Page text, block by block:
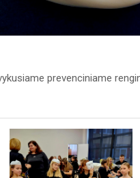
prevenciniame